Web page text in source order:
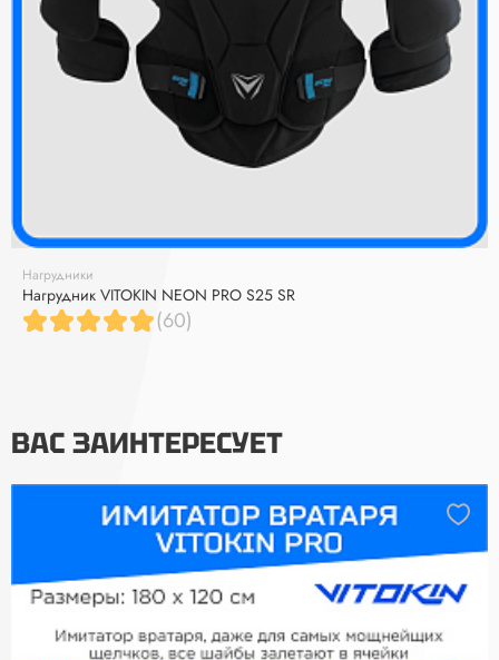
Нагрудники
Нагрудник VITOKIN NEON PRO S25 SR
(60)
ВАС ЗАИНТЕРЕСУЕТ